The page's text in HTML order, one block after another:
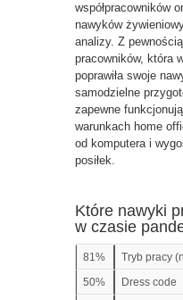
współpracowników
nawyków
analizy. Z
pracowników, która
poprawiła swoje
samodzielne
zapewne
warunkach home
od komputera i
posiłek.
Które nawyki
w czasie
81%
Tryb pracy
50%
Dress code